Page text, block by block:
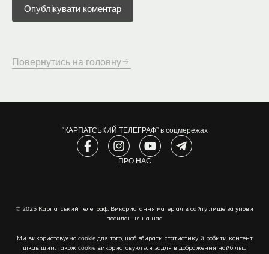
Повернутись на головну
“КАРПАТСЬКИЙ ТЕЛЕГРАФ” в соцмережах
F
a
o
-
f
I
n
s
r
a
m
Y
o
u
e
T
e
a
-
p
ПРО НАС
© 2025 Карпатський Телеграф. Використання матеріалів сайту лише за умови
посилання на нас.
Ми використовуємо cookie для того, щоб збирати статистику й робити контент
цікавішим. Також cookie використовуються задля відображення найбільш